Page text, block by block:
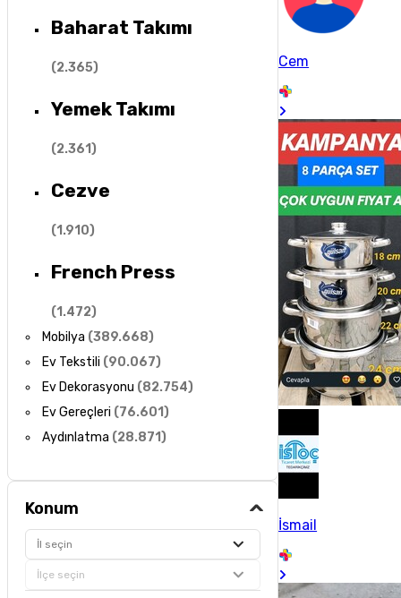
Baharat Takımı
(2.365)
Yemek Takımı
(2.361)
Cezve
(1.910)
French Press
(1.472)
Mobilya (389.668)
Ev Tekstili (90.067)
Ev Dekorasyonu (82.754)
Ev Gereçleri (76.601)
Aydınlatma (28.871)
Konum
İl seçin
İlçe seçin
Cem
İsmail